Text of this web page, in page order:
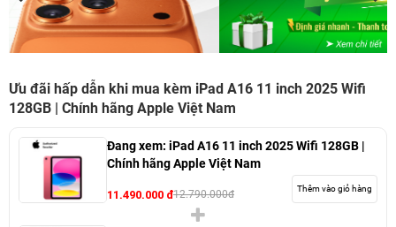
Ưu đãi hấp dẫn khi mua kèm iPad A16 11 inch 2025 Wifi
128GB | Chính hãng Apple Việt Nam
Đang xem: iPad A16 11 inch 2025 Wifi 128GB |
Chính hãng Apple Việt Nam
11.490.000 đ12.790.000đ Thêm vào giỏ hàng